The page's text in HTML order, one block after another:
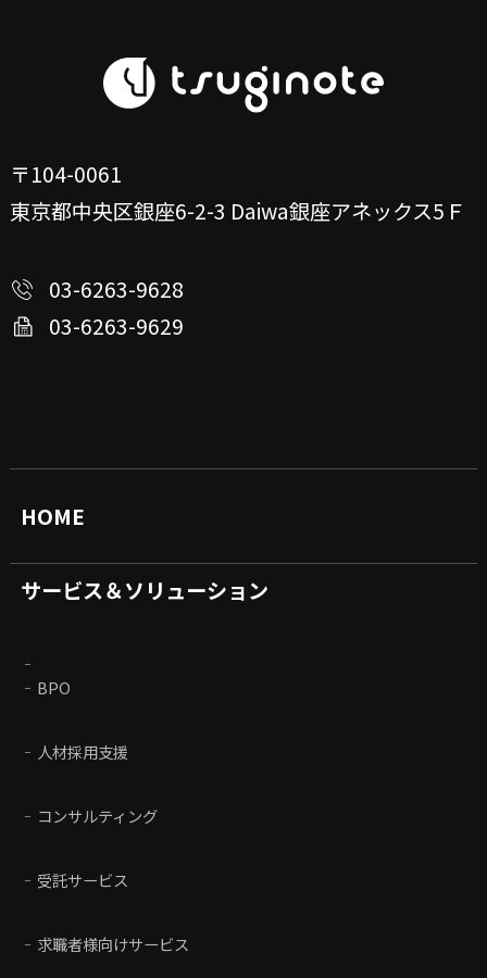
〒104-0061
東京都中央区銀座6-2-3 Daiwa銀座アネックス5Ｆ
03-6263-9628
03-6263-9629
HOME
サービス＆ソリューション
BPO
人材採用支援
コンサルティング
受託サービス
求職者様向けサービス